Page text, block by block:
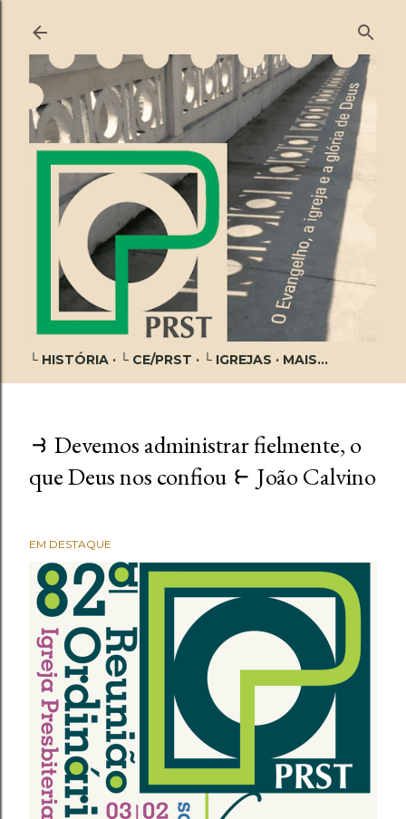
└ HISTÓRIA └ CE/PRST └ IGREJAS MAIS…
⥽ Devemos administrar fielmente, o
que Deus nos confiou ⥼ João Calvino
EM DESTAQUE